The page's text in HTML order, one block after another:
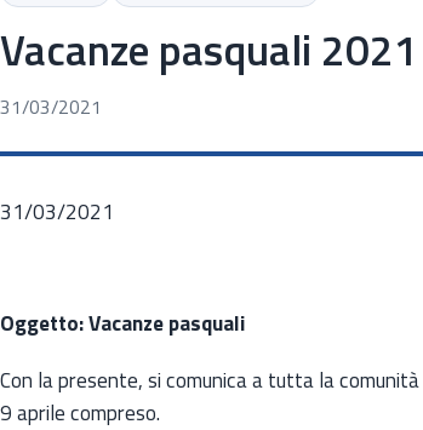
Vacanze pasquali 2021
31/03/2021
31/03/2021
Oggetto: Vacanze pasquali
Con la presente, si comunica a tutta la
9 aprile compreso.